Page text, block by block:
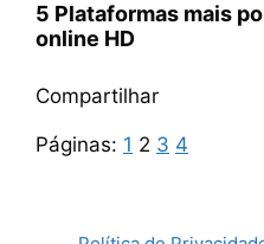
5 Plataformas mais
online HD
Compartilhar
Páginas: 1 2 3 4